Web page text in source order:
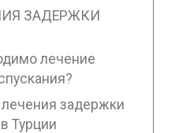
ЗАДЕРЖКИ
лечение
задержки
Турции